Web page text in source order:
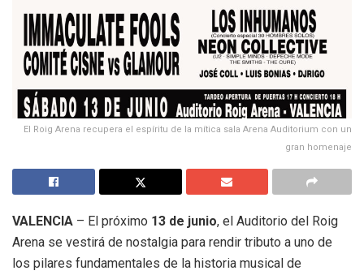
El Roig Arena recupera el espíritu de la mítica sala Arena Auditorium con un
gran homenaje
VALENCIA – El próximo 13 de junio, el Auditorio del Roig
Arena se vestirá de nostalgia para rendir tributo a uno de
los pilares fundamentales de la historia musical de